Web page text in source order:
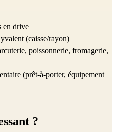
en drive
(caisse/rayon)
poissonnerie, fromagerie,
(prêt-à-porter, équipement
?